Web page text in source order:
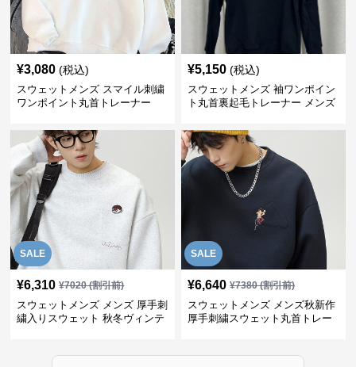
¥3,080 (税込)
スウェットメンズ スマイル刺繍
ワンポイント丸首トレーナー
¥5,150 (税込)
スウェットメンズ 袖ワンポイン
ト丸首裏起毛トレーナー メンズ
SALE
¥6,310 ¥7020(割引前)
スウェットメンズ メンズ 厚手刺
繍入りスウェット 秋冬ヴィンテ
SALE
¥6,640 ¥7380(割引前)
スウェットメンズ メンズ秋新作
厚手刺繍スウェット丸首トレー